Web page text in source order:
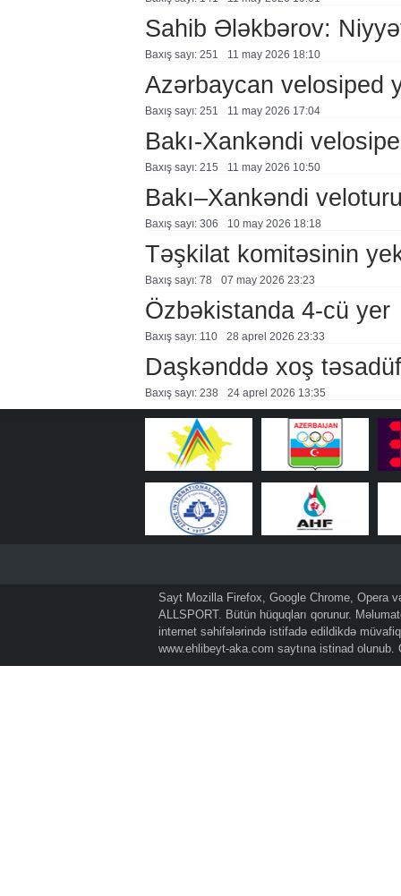
Sahib Ələkbərov:
Baxış sayı: 251 11 may 2026 18:10
Azərbaycan velosiped
Baxış sayı: 251 11 may 2026 17:04
Bakı-Xankəndi
Baxış sayı: 215 11 may 2026 10:50
Bakı–Xankəndi
Baxış sayı: 306 10 may 2026 18:18
Təşkilat komitəsinin
Baxış sayı: 78 07 may 2026 23:23
Özbəkistanda 4-cü yer
Baxış sayı: 110 28 aprel 2026 23:33
Daşkənddə xoş təsadüf
Baxış sayı: 238 24 aprel 2026 13:35
Sayt Mozilla Firefox, Google Chrome, Opera
ALLSPORT. Bütün hüquqları qorunur.
internet səhifələrində istifadə edildikdə
www.ehlibeyt-aka.com saytına istinad olunub.